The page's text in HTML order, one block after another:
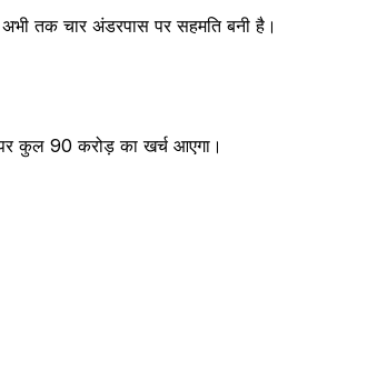
तक चार अंडरपास पर सहमति बनी है।
कुल 90 करोड़ का खर्च आएगा।